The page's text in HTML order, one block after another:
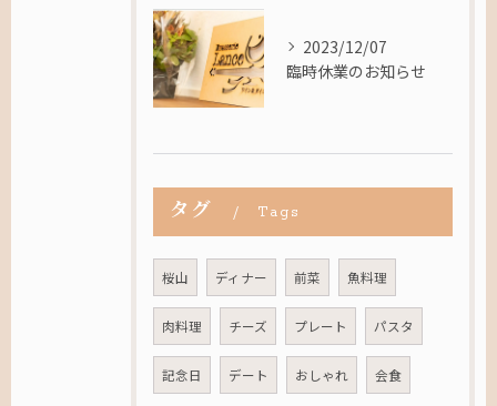
2023/12/07
臨時休業のお知らせ
タグ Tags
桜山 ディナー 前菜 魚料理
肉料理 チーズ プレート パスタ
記念日 デート おしゃれ 会食